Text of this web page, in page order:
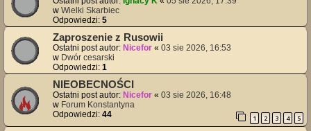
w Wielki Skarbiec
Odpowiedzi: 5
Zaproszenie z Rusowii
Ostatni post autor: Nicefor « 03 sie 2026, 16:53
w Dwór cesarski
Odpowiedzi: 1
NIEOBECNOŚCI
Ostatni post autor: Nicefor « 03 sie 2026, 16:48
w Forum Konstantyna
Odpowiedzi: 44 1 2 3 4 5